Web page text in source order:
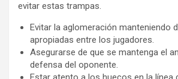
evitar estas trampas.
Evitar la aglomeración manteniendo
apropiadas entre los jugadores.
Asegurarse de que se mantenga el
defensa del oponente.